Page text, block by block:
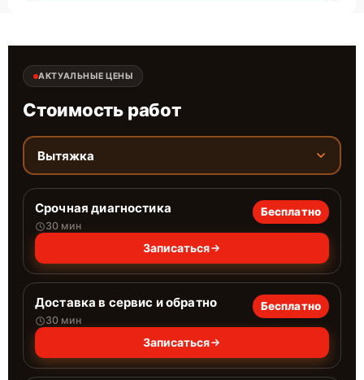
АКТУАЛЬНЫЕ ЦЕНЫ
Стоимость работ
Вытяжка
Срочная диагностика
30 мин
Бесплатно
Записаться
Доставка в сервис и обратно
30 мин
Бесплатно
Записаться